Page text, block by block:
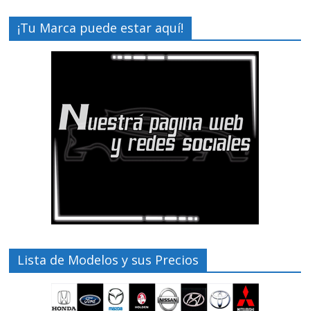
¡Tu Marca puede estar aquí!
Lista de Modelos y sus Precios